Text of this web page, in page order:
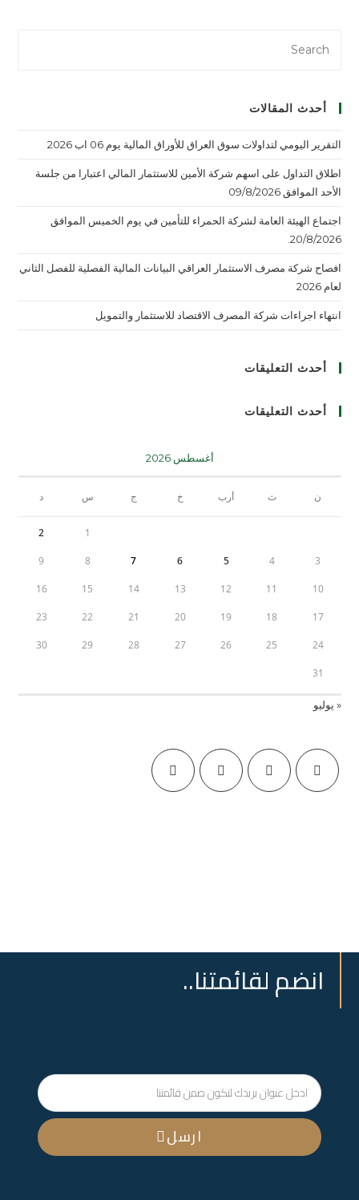
أحدث المقالات
التقرير اليومي لتداولات سوق العراق للأوراق المالية يوم 06 اب 2026
اطلاق التداول على اسهم شركة الأمين للاستثمار المالي اعتبارا من جلسة
الأحد الموافق 09/8/2026
اجتماع الهيئة العامة لشركة الحمراء للتأمين في يوم الخميس الموافق
20/8/2026.
افصاح شركة مصرف الاستثمار العراقي البيانات المالية الفصلية للفصل الثاني
لعام 2026
انتهاء اجراءات شركة المصرف الاقتصاد للاستثمار والتمويل
أحدث التعليقات
أحدث التعليقات
أغسطس 2026
ن ث أرب خ ج س د
1
2
3
4
5
6
7
8
9
10
11
12
13
14
15
16
17
18
19
20
21
22
23
24
25
26
27
28
29
30
31
« يوليو
انضم لقائمتنا..
ارسل